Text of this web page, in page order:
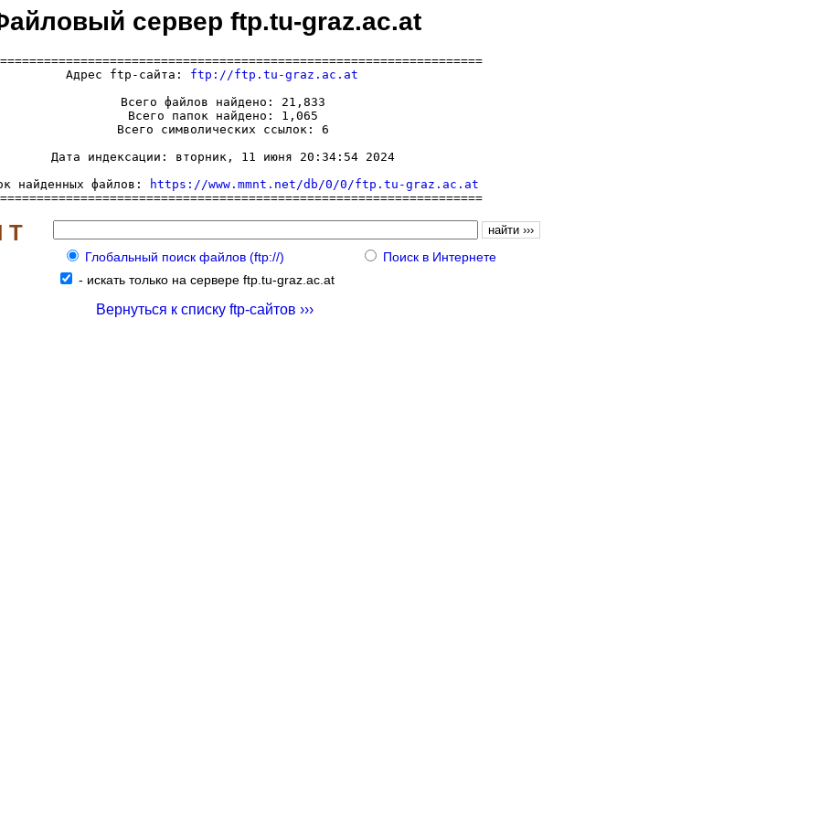
сервер ftp.tu-graz.ac.at
  Адрес ftp-сайта:
ftp://ftp.tu-graz.ac.at
     Всего файлов найдено: 21,833
     Всего папок найдено: 1,065
     Всего символических ссылок: 6
     Дата индексации: вторник, 11 июня 20:34:54 2024
найденных файлов:
https://www.mmnt.net/db/0/0/ftp.tu-graz.ac.at
Т
Глобальный поиск файлов (ftp://)
Поиск в Интернете
- искать только на сервере ftp.tu-graz.ac.at
Вернуться к списку ftp-сайтов ›››